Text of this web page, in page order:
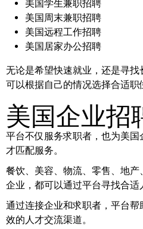
美国学生兼职招聘
美国周末兼职招聘
美国远程工作招聘
美国居家办公招聘
无论是希望快速就业，还是寻
可以根据自己的情况选择合适职
美国企业招
平台不仅服务求职者，也为美国
才匹配服务。
餐饮、美容、物流、零售、地
企业，都可以通过平台寻找合适
通过连接企业和求职者，平台
效的人才交流渠道。